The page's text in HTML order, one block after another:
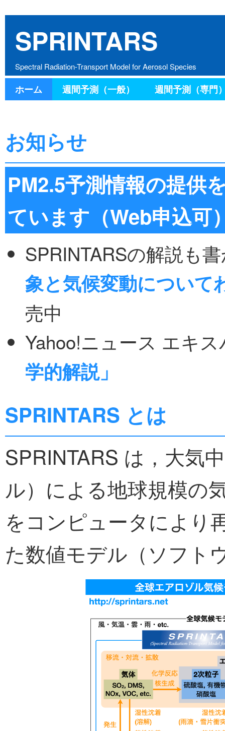
SPRINTARS
Spectral Radiation-Transport Model for Aerosol Species
ホーム 週間予測（一般） 週間予測（専門
お知らせ
PM2.5予測情報の提供
ています（Web申込
SPRINTARSの解説も
象と気候変動について
売中
Yahoo!ニュース エキ
学的解説」
SPRINTARS とは
SPRINTARS は，大気
ル）による地球規模の
をコンピュータにより
た数値モデル（ソフト